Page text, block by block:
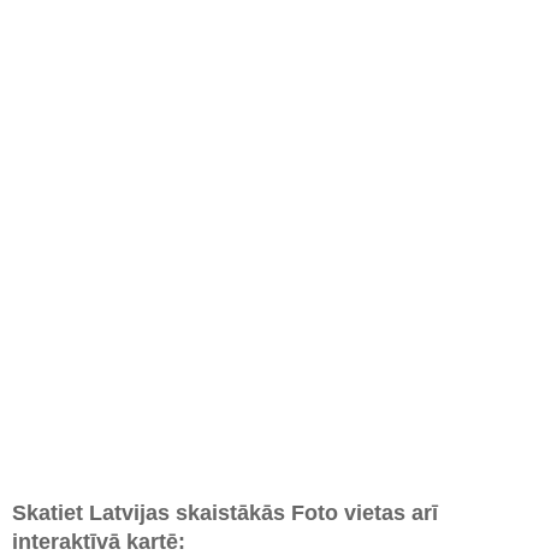
Skatiet Latvijas skaistākās Foto vietas arī
interaktīvā kartē: